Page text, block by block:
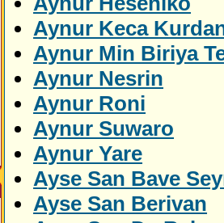
Aynur Keca
Aynur Min Biriya
Aynur Nesrin
Aynur Roni
Aynur Suwaro
Aynur Yare
Ayse San Bave
Ayse San Berivan